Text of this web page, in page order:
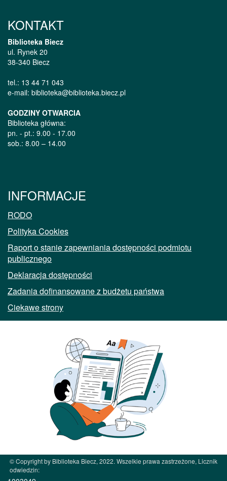
KONTAKT
Biblioteka Biecz
ul. Rynek 20
38-340 Biecz
tel.: 13 44 71 043
e-mail: biblioteka@biblioteka.biecz.pl
GODZINY OTWARCIA
Biblioteka główna:
pn. - pt.: 9.00 - 17.00
sob.: 8.00 – 14.00
INFORMACJE
RODO
Polityka Cookies
Raport o stanie zapewniania dostępności podmiotu
publicznego
Deklaracja dostępności
Zadania dofinansowane z budżetu państwa
Ciekawe strony
© Copyright by Biblioteka Biecz, 2022. Wszelkie prawa zastrzeżone, Licznik
odwiedzin: